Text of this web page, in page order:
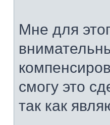
Мне для
смогу это
так как